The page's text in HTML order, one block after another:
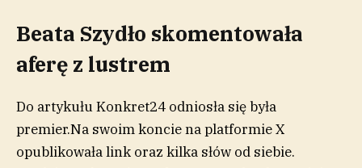
Beata Szydło skomentowała
aferę z lustrem
Do artykułu Konkret24 odniosła się była
premier.Na swoim koncie na platformie X
opublikowała link oraz kilka słów od siebie.